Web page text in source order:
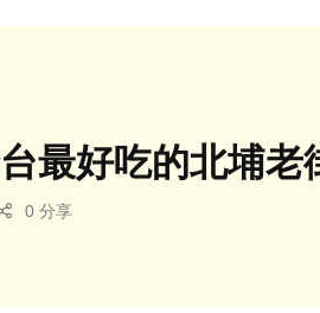
最好吃的北埔老
0 分享